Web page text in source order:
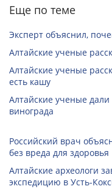
Еще по теме
Эксперт объяснил,
Алтайские ученые
Алтайские ученые
есть кашу
Алтайские ученые
винограда
Российский врач
без вреда для здоровья
Алтайские археологи
экспедицию в Усть-